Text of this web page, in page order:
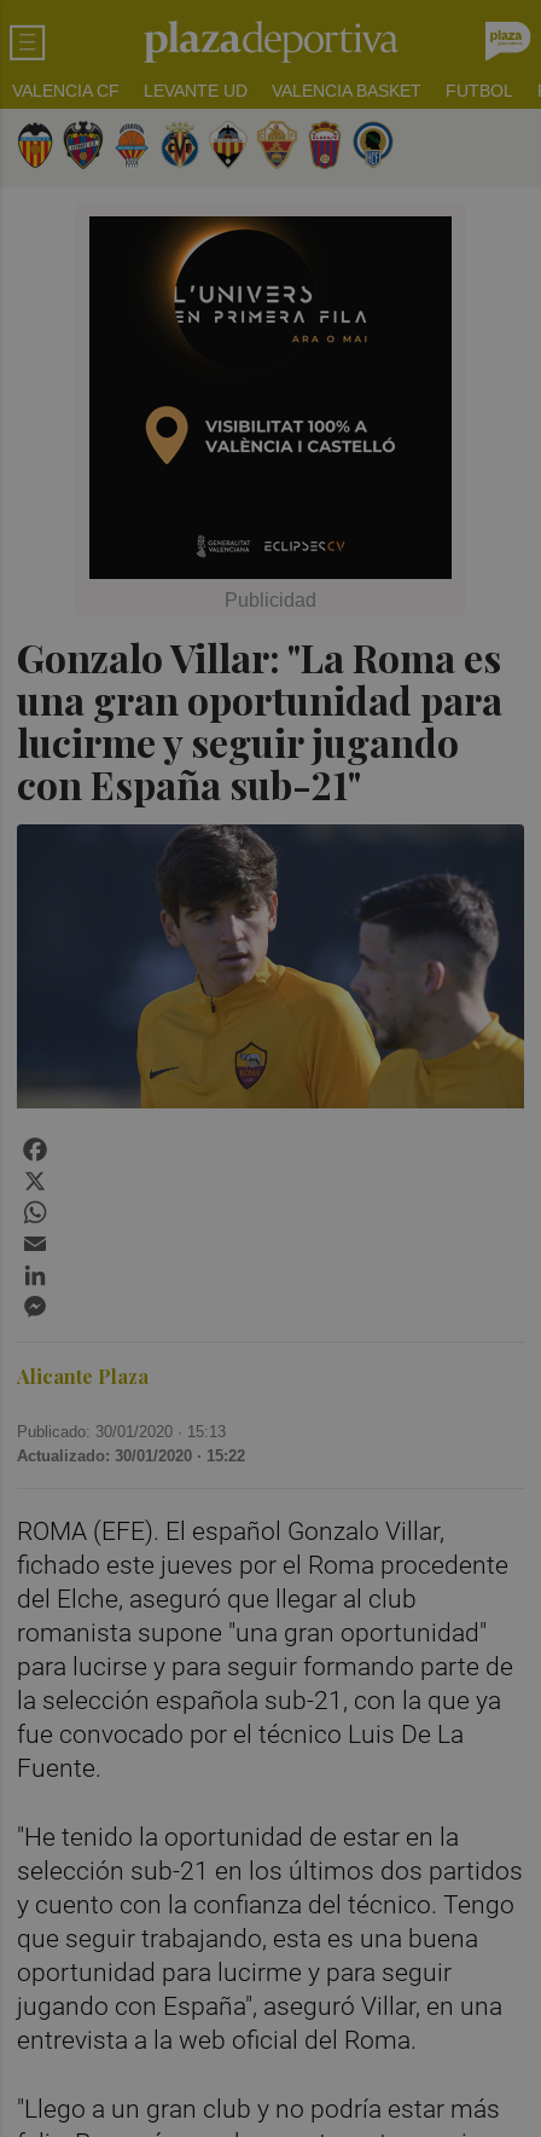
VALENCIA CF LEVANTE UD VALENCIA BASKET FUTBOL
Gonzalo Villar: "La Roma es
una gran oportunidad para
lucirme y seguir jugando
con España sub-21"
Alicante Plaza
Publicado: 30/01/2020 · 15:13
Actualizado: 30/01/2020 · 15:22
ROMA (EFE). El español Gonzalo Villar,
fichado este jueves por el Roma procedente
del Elche, aseguró que llegar al club
romanista supone "una gran oportunidad"
para lucirse y para seguir formando parte de
la selección española sub-21, con la que ya
fue convocado por el técnico Luis De La
Fuente.
"He tenido la oportunidad de estar en la
selección sub-21 en los últimos dos partidos
y cuento con la confianza del técnico. Tengo
que seguir trabajando, esta es una buena
oportunidad para lucirme y para seguir
jugando con España", aseguró Villar, en una
entrevista a la web oficial del Roma.
"Llego a un gran club y no podría estar más